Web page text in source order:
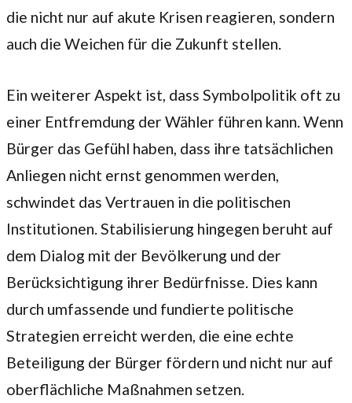
die nicht nur auf akute Krisen reagieren, sondern
auch die Weichen für die Zukunft stellen.
Ein weiterer Aspekt ist, dass Symbolpolitik oft zu
einer Entfremdung der Wähler führen kann. Wenn
Bürger das Gefühl haben, dass ihre tatsächlichen
Anliegen nicht ernst genommen werden,
schwindet das Vertrauen in die politischen
Institutionen. Stabilisierung hingegen beruht auf
dem Dialog mit der Bevölkerung und der
Berücksichtigung ihrer Bedürfnisse. Dies kann
durch umfassende und fundierte politische
Strategien erreicht werden, die eine echte
Beteiligung der Bürger fördern und nicht nur auf
oberflächliche Maßnahmen setzen.